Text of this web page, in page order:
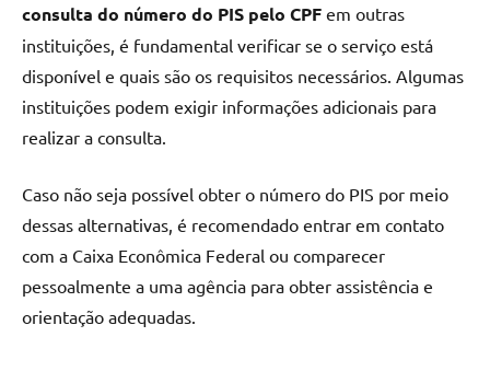
consulta do número do PIS pelo CPF em outras
instituições, é fundamental verificar se o serviço está
disponível e quais são os requisitos necessários. Algumas
instituições podem exigir informações adicionais para
realizar a consulta.
Caso não seja possível obter o número do PIS por meio
dessas alternativas, é recomendado entrar em contato
com a Caixa Econômica Federal ou comparecer
pessoalmente a uma agência para obter assistência e
orientação adequadas.